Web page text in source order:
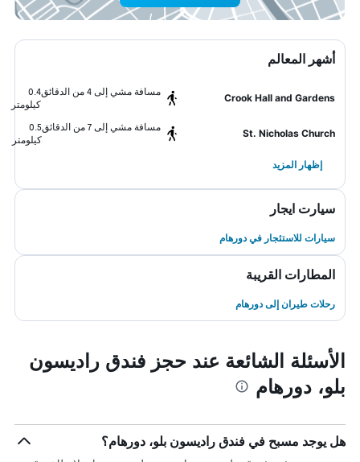
أشهر المعالم
Crook Hall and Gardens
مسافة مشي إلى 4 من الدقائق
0.4
كيلومتر
St. Nicholas Church
مسافة مشي إلى 7 من الدقائق
0.5
كيلومتر
إظهار المزيد
سيارت ايجار
سيارات للاستئجار في دورهام
المطارات القريبة
رحلات طيران إلى دورهام
الأسئلة الشائعة عند حجز فندق راديسون
بلو، دورهام
هل يوجد مسبح في فندق راديسون بلو، دورهام؟